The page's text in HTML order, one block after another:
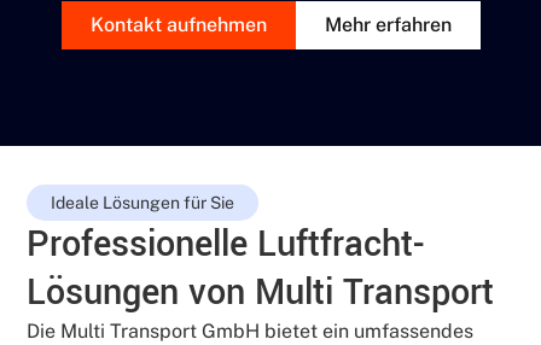
Kontakt aufnehmen Mehr erfahren
Ideale Lösungen für Sie
Professionelle Luftfracht-
Lösungen von Multi Transport
Die Multi Transport GmbH bietet ein umfassendes